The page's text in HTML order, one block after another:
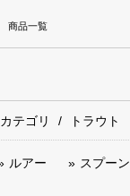
商品一覧
カテゴリ トラウト
ルアー スプー